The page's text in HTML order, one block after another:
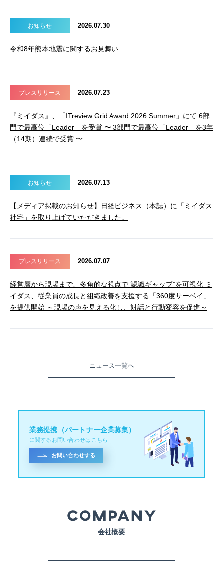
お知らせ 2026.07.30
令和8年熊本地震に関するお見舞い
プレスリリース 2026.07.23
『ミイダス』、「ITreview Grid Award 2026 Summer」にて 6部
門で最高位「Leader」を受賞 〜 3部門で最高位「Leader」を3年
（14期）連続で受賞 〜
お知らせ 2026.07.13
【メディア掲載のお知らせ】日経ビジネス（本誌）に「ミイダス
社宅」を取り上げていただきました。
プレスリリース 2026.07.07
経営層から現場まで、多角的な視点で”認識ギャップ”を可視化 ミ
イダス、従業員の成長と組織改善を支援する「360度サーベイ」
を提供開始 ～現場の声を見える化し、対話と行動変容を促進～
ニュース一覧へ
業務提携（パートナー企業募集）
に関するお問い合わせはこちら
お問い合わせする
会社概要